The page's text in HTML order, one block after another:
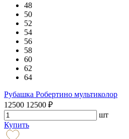
48
50
52
54
56
58
60
62
64
Рубашка Робертино мультиколор
12500 12500 ₽
шт
Купить